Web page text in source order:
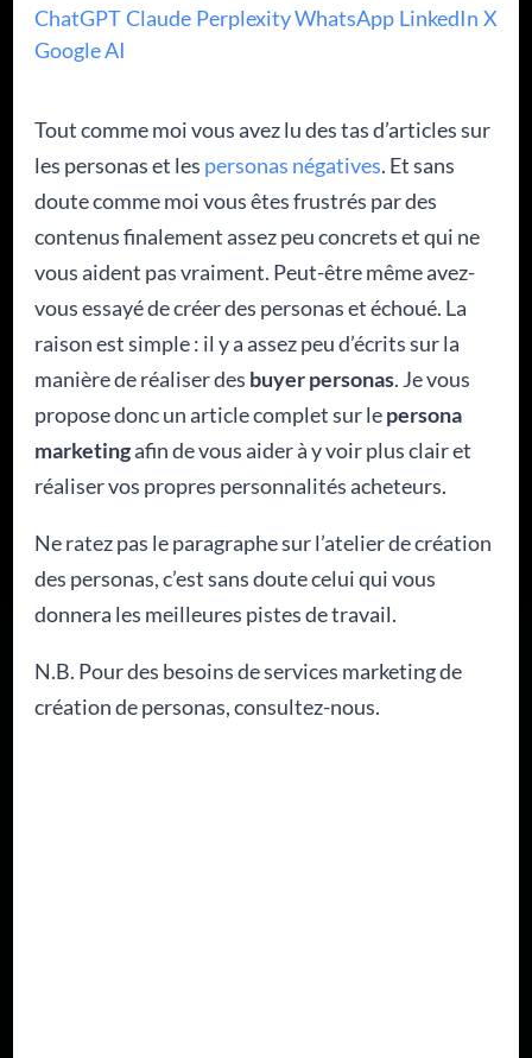
ChatGPTClaude PerplexityWhatsApp LinkedIn X
Google AI
Tout comme moi vous avez lu des tas d’articles sur
les personas et les personas négatives. Et sans
doute comme moi vous êtes frustrés par des
contenus finalement assez peu concrets et qui ne
vous aident pas vraiment. Peut-être même avez-
vous essayé de créer des personas et échoué. La
raison est simple : il y a assez peu d’écrits sur la
manière de réaliser des buyer personas. Je vous
propose donc un article complet sur lepersona
marketingafin de vous aider à y voir plus clair et
réaliser vos propres personnalités acheteurs.
Ne ratez pas le paragraphe sur l’atelier de création
des personas, c’est sans doute celui qui vous
donnera les meilleures pistes de travail.
N.B. Pour des besoins de services marketing de
création de personas, consultez-nous.